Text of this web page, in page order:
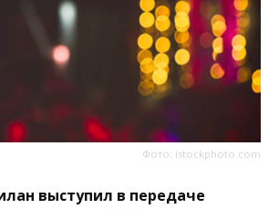
Фото: istockphoto.com
выступил в передаче